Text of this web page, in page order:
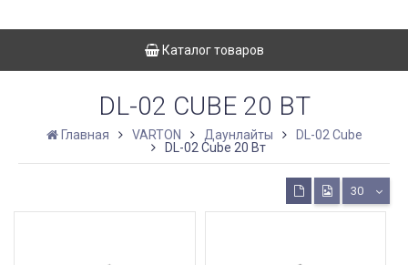
Каталог товаров
DL-02 CUBE 20 ВТ
Главная VARTON Даунлайты
DL-02 Cube
DL-02 Cube 20 Вт
30